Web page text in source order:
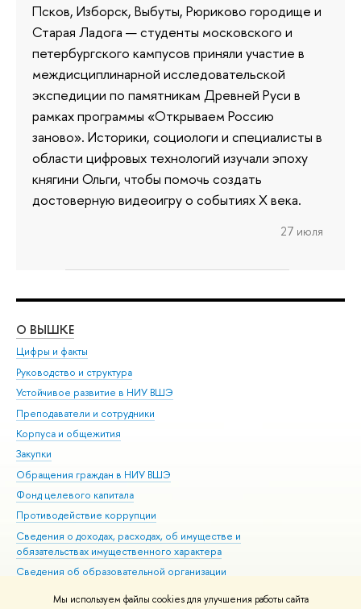
Мы используем файлы cookies для улучшения работы сайта
Псков, Изборск, Выбуты, Рюриково городище и
Старая Ладога — студенты московского и
петербургского кампусов приняли участие в
междисциплинарной исследовательской
экспедиции по памятникам Древней Руси в
рамках программы «Открываем Россию
заново». Историки, социологи и специалисты в
области цифровых технологий изучали эпоху
княгини Ольги, чтобы помочь создать
достоверную видеоигру о событиях X века.
27 июля
О ВЫШКЕ
Цифры и факты
Руководство и структура
Устойчивое развитие в НИУ ВШЭ
Преподаватели и сотрудники
Корпуса и общежития
Закупки
Обращения граждан в НИУ ВШЭ
Фонд целевого капитала
Противодействие коррупции
Сведения о доходах, расходах, об имуществе и
обязательствах имущественного характера
Сведения об образовательной организации
Людям с ограниченными возможностями здоровья